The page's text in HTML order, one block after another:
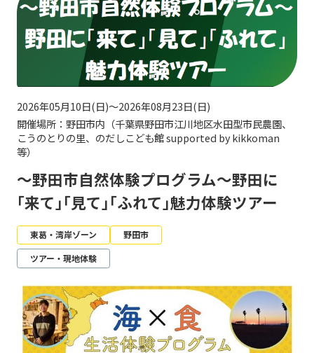
2026年05月10日(日)～2026年08月23日(日)
開催場所：野田市内（千葉県野田市江川地区水田型市民農園、
こうのとりの里、のだしこども館 supported by kikkoman
等）
～野田市自然体験プログラム～野田に
｢来て｣｢見て｣｢ふれて｣魅力体験ツアー
東葛・湾岸ゾーン
野田市
ツアー・現地体験